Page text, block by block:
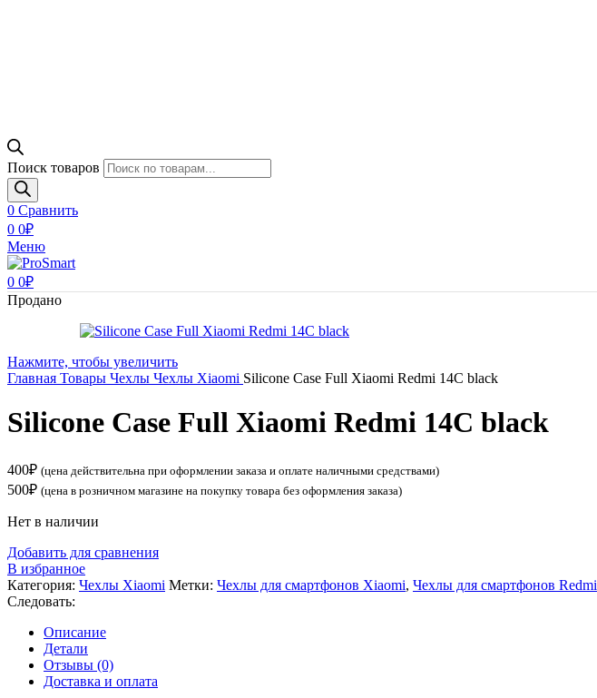
Поиск товаров
0 Сравнить
0 0₽
Меню
0 0₽
Продано
Нажмите, чтобы увеличить
Главная Товары Чехлы Чехлы Xiaomi Silicone Case Full Xiaomi Redmi 14C black
Silicone Case Full Xiaomi Redmi 14C black
400₽ (цена действительна при оформлении заказа и оплате наличными средствами)
500₽ (цена в розничном магазине на покупку товара без оформления заказа)
Нет в наличии
Добавить для сравнения
В избранное
Категория: Чехлы Xiaomi Метки: Чехлы для смартфонов Xiaomi, Чехлы для смартфонов Redmi
Следовать:
Описание
Детали
Отзывы (0)
Доставка и оплата